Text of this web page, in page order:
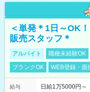
＜単発＊1日～OK
販売スタッフ＊
アルバイト 職種未経験OK
ブランクOK
WEB登録・面
給与
日給1万5000円